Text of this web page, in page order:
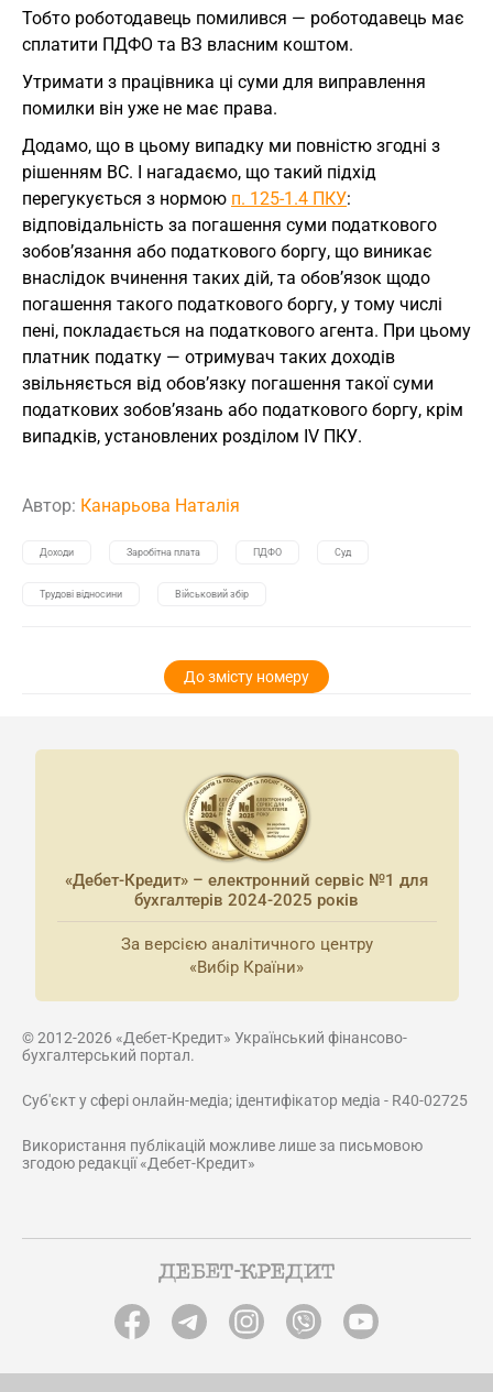
Тобто роботодавець помилився — роботодавець має
сплатити ПДФО та ВЗ власним коштом.
Утримати з працівника ці суми для виправлення
помилки він уже не має права.
Додамо, що в цьому випадку ми повністю згодні з
рішенням ВС. І нагадаємо, що такий підхід
перегукується з нормою п. 125-1.4 ПКУ:
відповідальність за погашення суми податкового
зобов’язання або податкового боргу, що виникає
внаслідок вчинення таких дій, та обов’язок щодо
погашення такого податкового боргу, у тому числі
пені, покладається на податкового агента. При цьому
платник податку — отримувач таких доходів
звільняється від обов’язку погашення такої суми
податкових зобов’язань або податкового боргу, крім
випадків, установлених розділом IV ПКУ.
Автор: Канарьова Наталія
Доходи Заробітна плата ПДФО Суд
Трудові відносини Військовий збір
До змісту номеру
«Дебет-Кредит» – електронний сервіс №1 для
бухгалтерів 2024-2025 років
За версією аналітичного центру
«Вибір Країни»
© 2012-2026 «Дебет-Кредит» Український фінансово-
бухгалтерський портал.
Суб'єкт у сфері онлайн-медіа; ідентифікатор медіа - R40-02725
Використання публікацій можливе лише за письмовою
згодою редакції «Дебет-Кредит»